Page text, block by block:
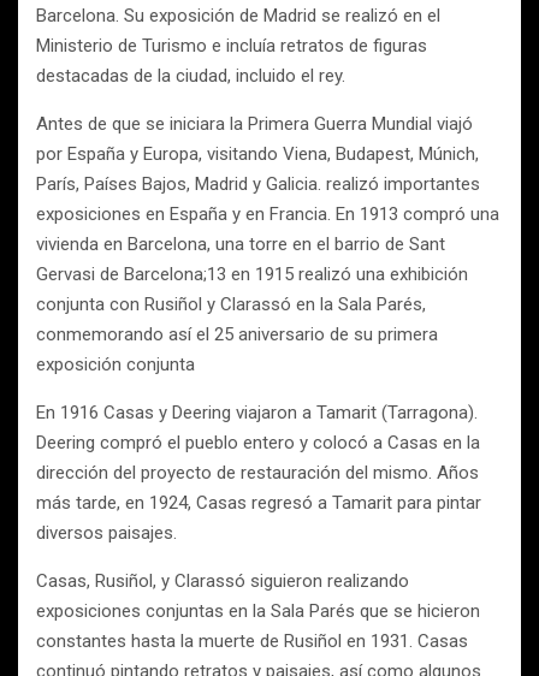
Barcelona. Su exposición de Madrid se realizó en el
Ministerio de Turismo e incluía retratos de figuras
destacadas de la ciudad, incluido el rey.
Antes de que se iniciara la Primera Guerra Mundial viajó
por España y Europa, visitando Viena, Budapest, Múnich,
París, Países Bajos, Madrid y Galicia. realizó importantes
exposiciones en España y en Francia. En 1913 compró una
vivienda en Barcelona, una torre en el barrio de Sant
Gervasi de Barcelona;13 en 1915 realizó una exhibición
conjunta con Rusiñol y Clarassó en la Sala Parés,
conmemorando así el 25 aniversario de su primera
exposición conjunta
En 1916 Casas y Deering viajaron a Tamarit (Tarragona).
Deering compró el pueblo entero y colocó a Casas en la
dirección del proyecto de restauración del mismo. Años
más tarde, en 1924, Casas regresó a Tamarit para pintar
diversos paisajes.
Casas, Rusiñol, y Clarassó siguieron realizando
exposiciones conjuntas en la Sala Parés que se hicieron
constantes hasta la muerte de Rusiñol en 1931. Casas
continuó pintando retratos y paisajes, así como algunos